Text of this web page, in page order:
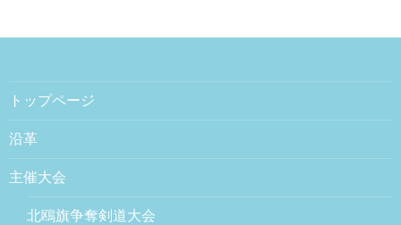
トップページ
沿革
主催大会
北鴎旗争奪剣道大会